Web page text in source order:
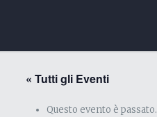
« Tutti gli Eventi
Questo evento è passato.